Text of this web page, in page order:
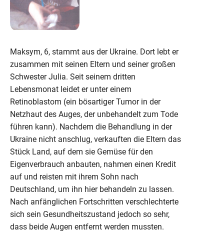
Maksym, 6, stammt aus der Ukraine. Dort lebt er
zusammen mit seinen Eltern und seiner großen
Schwester Julia. Seit seinem dritten
Lebensmonat leidet er unter einem
Retinoblastom (ein bösartiger Tumor in der
Netzhaut des Auges, der unbehandelt zum Tode
führen kann). Nachdem die Behandlung in der
Ukraine nicht anschlug, verkauften die Eltern das
Stück Land, auf dem sie Gemüse für den
Eigenverbrauch anbauten, nahmen einen Kredit
auf und reisten mit ihrem Sohn nach
Deutschland, um ihn hier behandeln zu lassen.
Nach anfänglichen Fortschritten verschlechterte
sich sein Gesundheitszustand jedoch so sehr,
dass beide Augen entfernt werden mussten.